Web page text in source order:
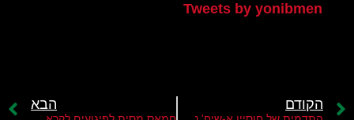
Tweets by yonibmen
הקודם הבא